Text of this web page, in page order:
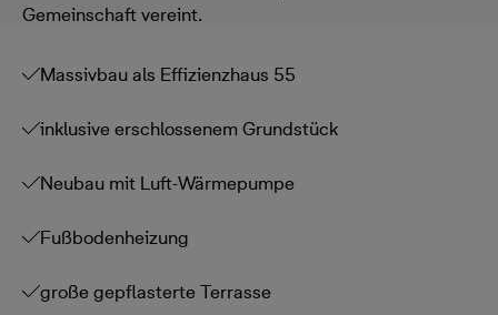
Gemeinschaft vereint.
Massivbau als Effizienzhaus 55
inklusive erschlossenem Grundstück
Neubau mit Luft-Wärmepumpe
Fußbodenheizung
große gepflasterte Terrasse